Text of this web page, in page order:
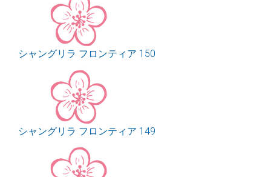
シャングリラ フロンティア 150
シャングリラ フロンティア 149